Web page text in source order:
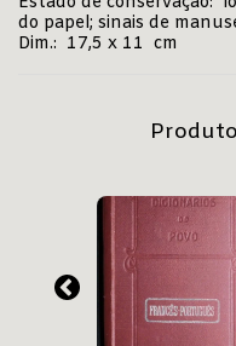
do papel; sinais de
Dim.: 17,5 x 11 cm